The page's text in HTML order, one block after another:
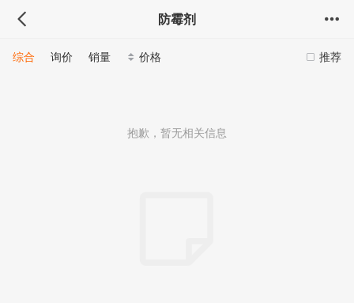
防霉剂
推荐
综合 询价 销量 价格
抱歉，暂无相关信息